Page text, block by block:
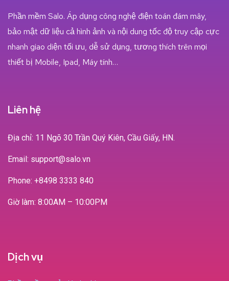
Phần mềm Salo. Áp dụng công nghệ điện toán đám mây,
bảo mật dữ liệu cả hình ảnh và nội dung tốc độ truy cập cực
nhanh giao diện tối ưu, dễ sử dụng, tương thích trên mọi
thiết bị Mobile, Ipad, Máy tính…
Liên hệ
Địa chỉ: 11 Ngõ 30 Trần Quý Kiên, Cầu Giấy, HN.
Email: support@salo.vn
Phone: +8498 3333 840
Giờ làm: 8:00AM – 10:00PM
Dịch vụ